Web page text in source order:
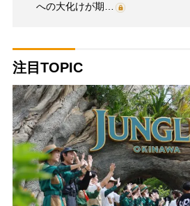
への大化けが期…
注目TOPIC